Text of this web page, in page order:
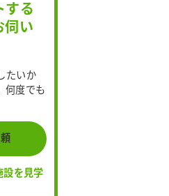
する
伺い
たいか
何度でも
設を見学